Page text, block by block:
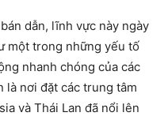
dẫn, lĩnh vực này ngày
một trong những yếu tố
nhanh chóng của các
là nơi đặt các trung tâm
và Thái Lan đã nổi lên